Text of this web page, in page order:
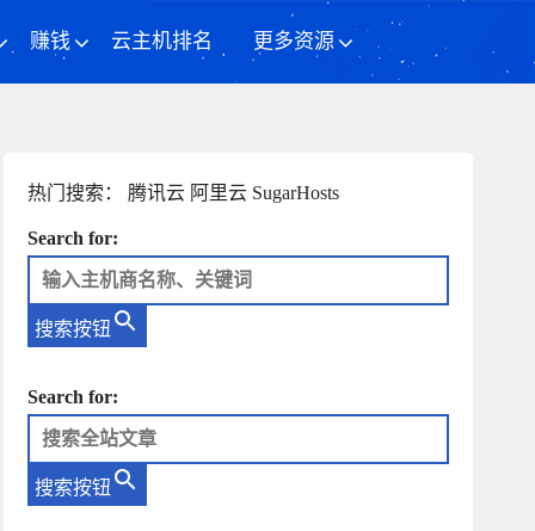
赚钱 云主机排名 更多资源
热门搜索： 腾讯云 阿里云 SugarHosts
Search for:
搜索按钮
Search for:
搜索按钮